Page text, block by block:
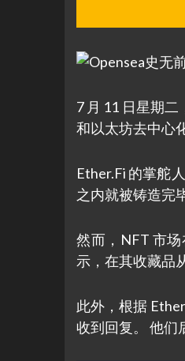
7 月 11 日星期
和以太坊去中心
Ether.Fi 的掌舵
之内就被铸造完
然而，NFT 市
示，在其收藏品
此外，根据
收到回复。 他们